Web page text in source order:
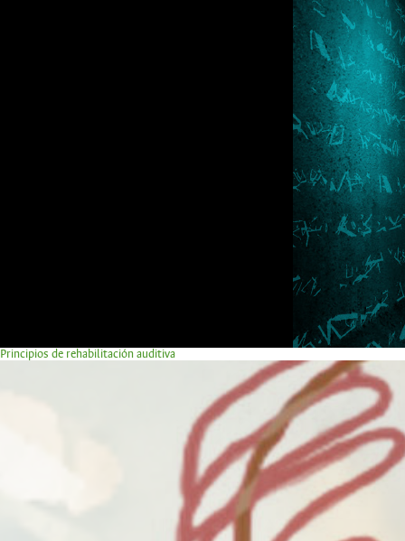
Principios de rehabilitación auditiva